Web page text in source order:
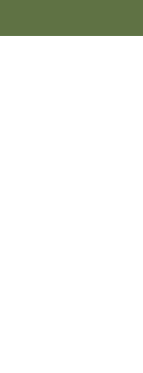
direct